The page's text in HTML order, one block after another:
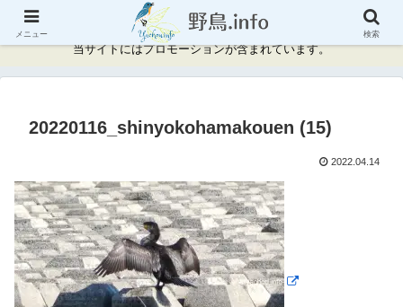
神奈川県周辺の野鳥情報と記録
当サイトにはプロモーションが含まれています。
20220116_shinyokohamakouen (15)
2022.04.14
メニュー 検索